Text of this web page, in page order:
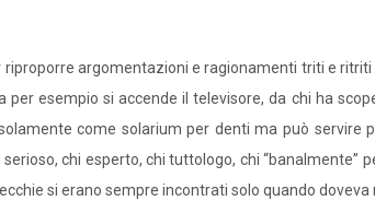
riproporre argomentazioni e ragionamenti triti e
per esempio si accende il televisore, da chi ha
come solarium per denti ma può servire
chi esperto, chi tuttologo, chi “banalmente”
si erano sempre incontrati solo quando doveva